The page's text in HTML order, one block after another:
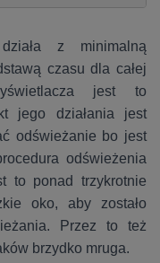
z minimalną
czasu dla całej
jest to
jego działania jest
odświeżanie bo jest
odświeżenia
to ponad trzykrotnie
oko, aby zostało
Przez to też
brzydko mruga.